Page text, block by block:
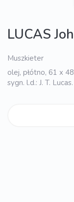
LUCAS
Muszkieter
olej, płótno, 61 x
sygn. l.d.: J. T. Lucas.